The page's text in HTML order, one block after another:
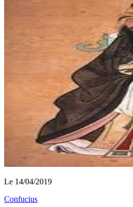
Le 14/04/2019
Confucius